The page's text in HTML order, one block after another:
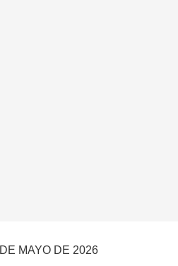
MAYO DE 2026